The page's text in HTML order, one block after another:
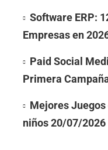
Software ERP:
Empresas en
Paid Social
Primera
Mejores
niños20/07/2026